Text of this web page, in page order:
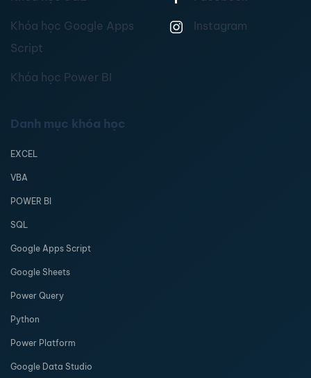
Khóa học Google Apps
Script
Khóa học Power BI
Instagram
Danh mục khóa học
EXCEL
VBA
POWER BI
SQL
Google Apps Script
Google Sheets
Power Query
Python
Power Platform
Google Data Studio